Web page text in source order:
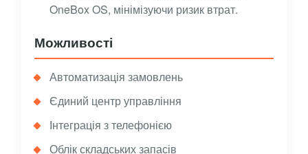
OneBox OS, мінімізуючи ризик втрат.
Можливості
Автоматизація замовлень
Єдиний центр управління
Інтеграція з телефонією
Облік складських запасів